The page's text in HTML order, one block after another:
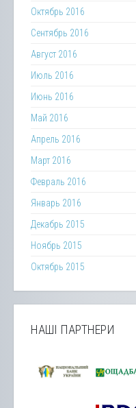
Октябрь 2016
Сентябрь 2016
Август 2016
Июль 2016
Июнь 2016
Май 2016
Апрель 2016
Март 2016
Февраль 2016
Январь 2016
Декабрь 2015
Ноябрь 2015
Октябрь 2015
НАШІ ПАРТНЕРИ